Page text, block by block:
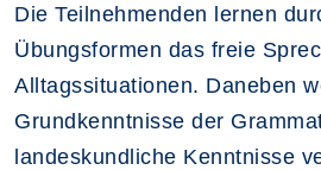
Die Teilnehmenden lernen
Übungsformen das freie
Alltagssituationen. Daneben
Grundkenntnisse der
landeskundliche Kenntnisse